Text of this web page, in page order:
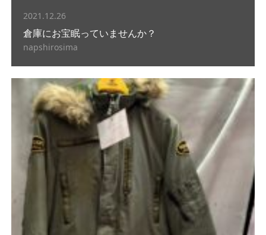
2021.12.26
倉庫にお宝眠っていませんか？
napshirosima